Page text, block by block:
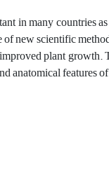
in many countries
of new scientific
plant growth.
anatomical features of